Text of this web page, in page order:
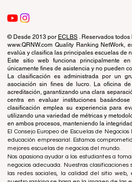
© Desde 2013 por ECLBS . Reservados
www.QRNW.com Quality Ranking
evalúa y clasifica las principales escuelas de
Este sitio web funciona principalmente
únicamente fines de asistencia y no pueden
La clasificación es administrada por un
asociación sin fines de lucro. La oficina
acreditación, garantizando una clara
centra en evaluar instituciones
clasificación emplea su experiencia para
utilizando una variedad de métricas y
en ambos procesos, manteniendo la
El Consejo Europeo de Escuelas de
educación empresarial. Estamos
mejores escuelas de negocios del mundo.
Nos apasiona ayudar a los estudiantes a
negocios adecuada. Nuestras
las redes sociales, la calidad del sitio